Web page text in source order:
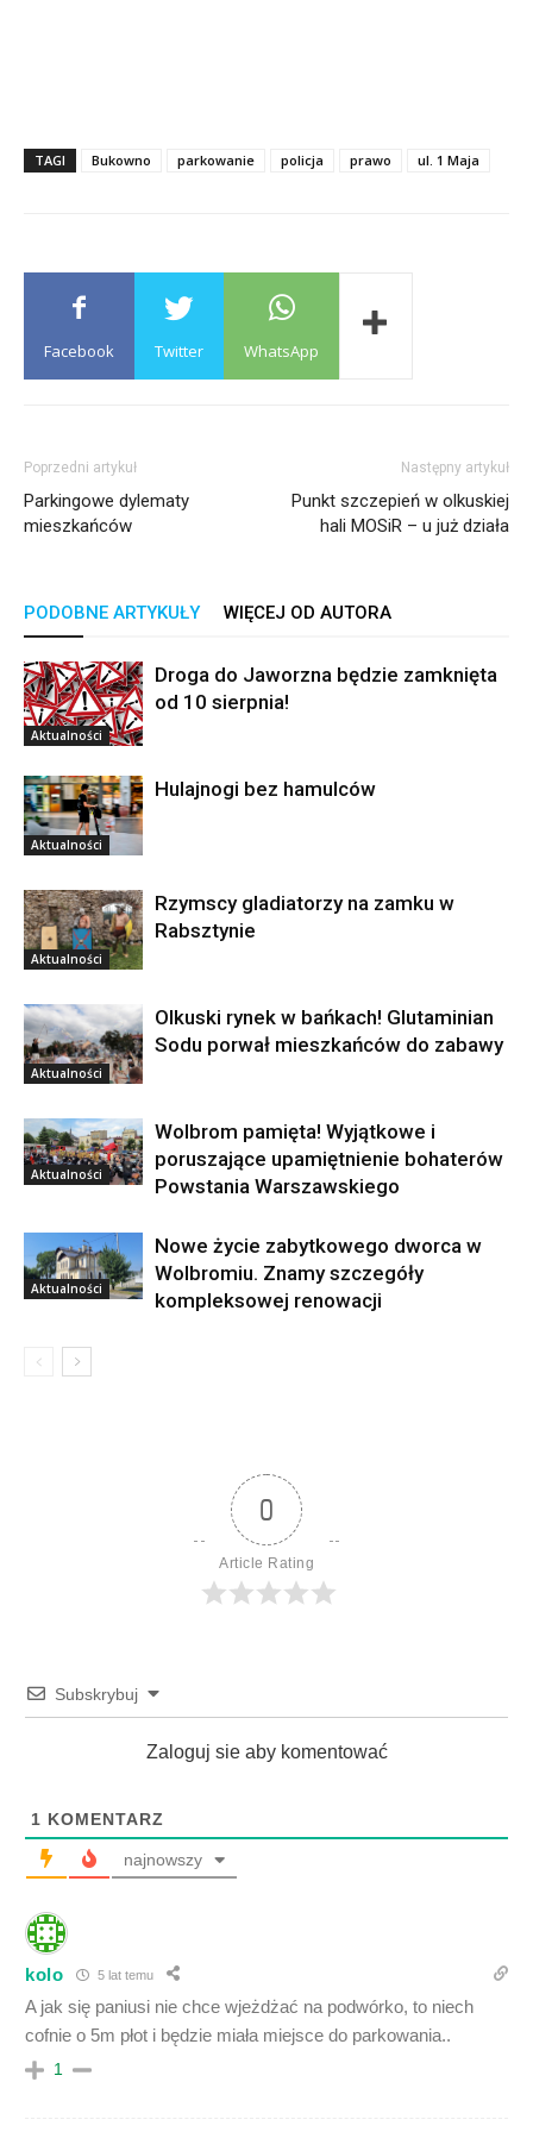
TAGI Bukowno parkowanie policja prawo ul. 1 Maja
Facebook Twitter WhatsApp
Poprzedni artykuł
Parkingowe dylematy
mieszkańców
Następny artykuł
Punkt szczepień w olkuskiej
hali MOSiR – u już działa
PODOBNE ARTYKUŁY WIĘCEJ OD AUTORA
Aktualności
Droga do Jaworzna będzie zamknięta
od 10 sierpnia!
Aktualności
Hulajnogi bez hamulców
Aktualności
Rzymscy gladiatorzy na zamku w
Rabsztynie
Aktualności
Olkuski rynek w bańkach! Glutaminian
Sodu porwał mieszkańców do zabawy
Aktualności
Wolbrom pamięta! Wyjątkowe i
poruszające upamiętnienie bohaterów
Powstania Warszawskiego
Aktualności
Nowe życie zabytkowego dworca w
Wolbromiu. Znamy szczegóły
kompleksowej renowacji
0
Article Rating
Subskrybuj
Zaloguj sie aby komentować
1 KOMENTARZ
najnowszy
kolo 5 lat temu
A jak się paniusi nie chce wjeżdżać na podwórko, to niech
cofnie o 5m płot i będzie miała miejsce do parkowania..
1